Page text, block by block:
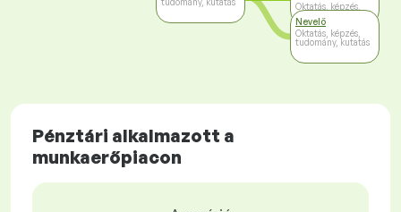
Oktatás, képzés,
tudomány, kutatás
Nevelő
Oktatás, képzés,
tudomány, kutatás
Pénztári alkalmazott a
munkaerőpiacon